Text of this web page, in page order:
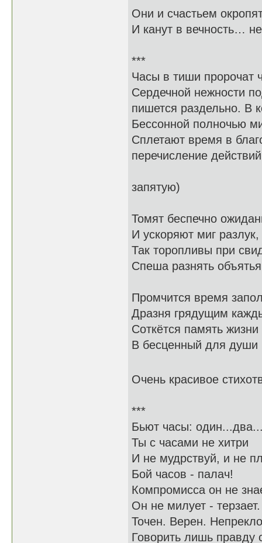
Они и
И канут в вечность…
***
Часы в тиши
Сердечной нежности
пишется раздельно. В
Бессонной
Сплетают время в
перечисление
запятую)
Томят беспечно
И ускоряют
Так торопливы при
Спеша разнять
Промчится время
Дразня грядущим
Соткётся память
В бесценный для
Очень красивое
***
Бьют часы:
Ты с часами
И не мудрствуй,
Бой часов -
Компромисса он
Он не милует -
Точен. Верен.
Говорить лишь